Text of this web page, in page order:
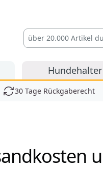
Hundehalter
30 Tage Rückgaberecht